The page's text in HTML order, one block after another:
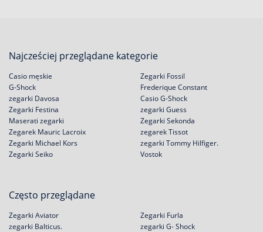
Najcześciej przeglądane kategorie
Casio męskie
G-Shock
zegarki Davosa
Zegarki Festina
Zegarki Fossil
Frederique Constant
Casio G-Shock
zegarki Guess
Maserati zegarki
Zegarek Mauric Lacroix
Zegarki Michael Kors
Zegarki Seiko
Zegarki Sekonda
zegarek Tissot
zegarki Tommy Hilfiger.
Vostok
Często przeglądane
Zegarki Aviator
zegarki Balticus.
Zegarki Furla
zegarki G- Shock